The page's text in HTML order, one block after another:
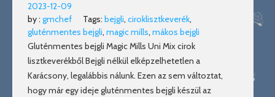
2023-12-09
by : gmchef Tags: bejgli, ciroklisztkeverék,
gluténmentes bejgli, magic mills, mákos bejgli
Gluténmentes bejgli Magic Mills Uni Mix cirok
lisztkeverékből Bejgli nélkül elképzelhetetlen a
Karácsony, legalábbis nálunk. Ezen az sem változtat,
hogy már egy ideje gluténmentes bejgli készül az